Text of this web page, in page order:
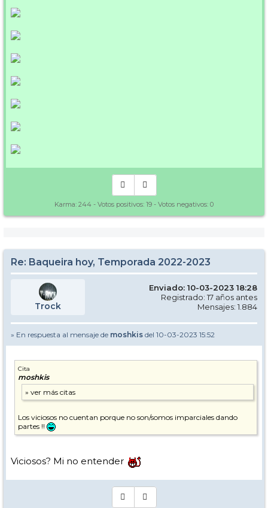
Karma: 244 - Votos positivos: 19 - Votos negativos: 0
Re: Baqueira hoy, Temporada 2022-2023
Trock
Enviado: 10-03-2023 18:28
Registrado: 17 años antes
Mensajes: 1.884
» En respuesta al mensaje de moshkis del 10-03-2023 15:52
Cita
moshkis
Los viciosos no cuentan porque no son/somos imparciales dando
partes !!
Viciosos? Mi no entender